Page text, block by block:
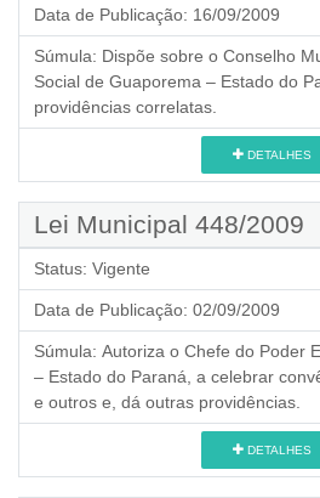
Data de Publicação: 16/09/2009
Súmula: Dispõe sobre o Conselho
Social de Guaporema – Estado do
providências correlatas.
DETALHES
Lei Municipal 448/2009
Status: Vigente
Data de Publicação: 02/09/2009
Súmula: Autoriza o Chefe do Poder
– Estado do Paraná, a celebrar
e outros e, dá outras providências.
DETALHES